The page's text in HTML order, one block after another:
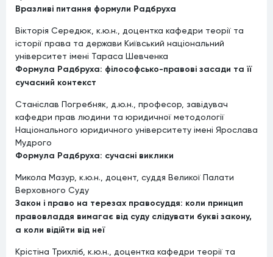
Вразливі питання формули Радбруха
Вікторія Середюк, к.ю.н., доцентка кафедри теорії та
історії права та держави Київський національний
університет імені Тараса Шевченка
Формула Радбруха: філософсько-правові засади та її
сучасний контекст
Станіслав Погребняк, д.ю.н., професор, завідувач
кафедри прав людини та юридичної методології
Національного юридичного університету імені Ярослава
Мудрого
Формула Радбруха: сучасні виклики
Микола Мазур, к.ю.н., доцент, суддя Великої Палати
Верховного Суду
Закон і право на терезах правосуддя: коли принцип
правовладдя вимагає від суду слідувати букві закону,
а коли відійти від неї
Крістіна Трихліб, к.ю.н., доцентка кафедри теорії та